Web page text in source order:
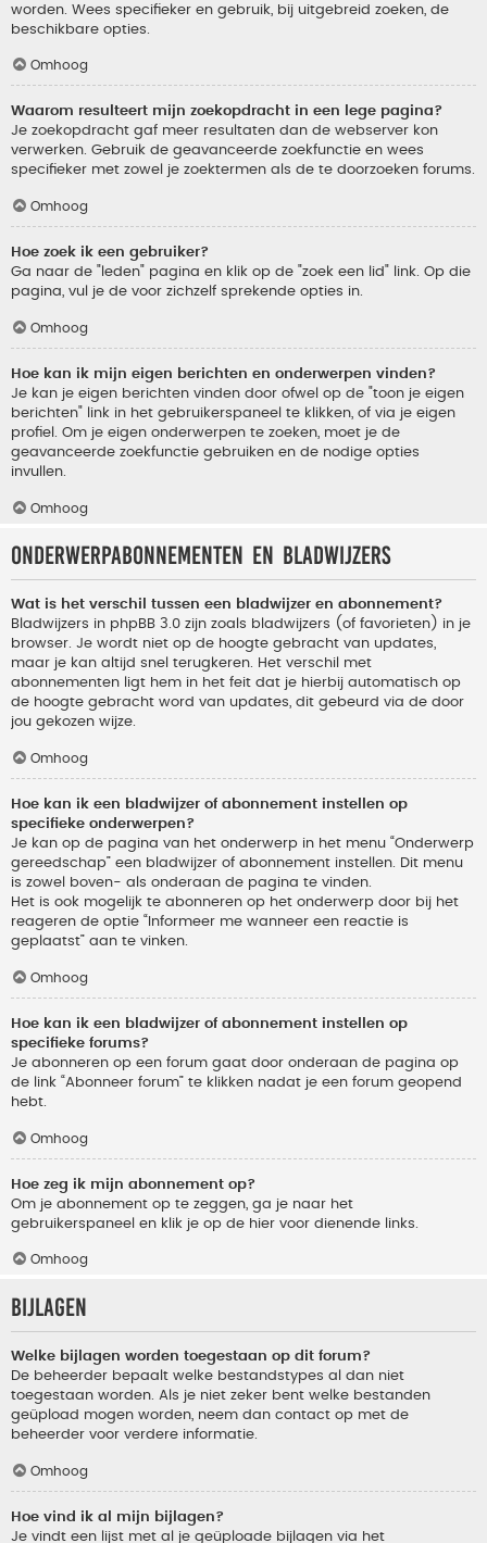
worden. Wees specifieker en gebruik, bij uitgebreid zoeken, de
beschikbare opties.
Omhoog
Waarom resulteert mijn zoekopdracht in een lege pagina?
Je zoekopdracht gaf meer resultaten dan de webserver kon
verwerken. Gebruik de geavanceerde zoekfunctie en wees
specifieker met zowel je zoektermen als de te doorzoeken forums.
Omhoog
Hoe zoek ik een gebruiker?
Ga naar de "leden" pagina en klik op de "zoek een lid" link. Op die
pagina, vul je de voor zichzelf sprekende opties in.
Omhoog
Hoe kan ik mijn eigen berichten en onderwerpen vinden?
Je kan je eigen berichten vinden door ofwel op de "toon je eigen
berichten" link in het gebruikerspaneel te klikken, of via je eigen
profiel. Om je eigen onderwerpen te zoeken, moet je de
geavanceerde zoekfunctie gebruiken en de nodige opties
invullen.
Omhoog
Onderwerpabonnementen en bladwijzers
Wat is het verschil tussen een bladwijzer en abonnement?
Bladwijzers in phpBB 3.0 zijn zoals bladwijzers (of favorieten) in je
browser. Je wordt niet op de hoogte gebracht van updates,
maar je kan altijd snel terugkeren. Het verschil met
abonnementen ligt hem in het feit dat je hierbij automatisch op
de hoogte gebracht word van updates, dit gebeurd via de door
jou gekozen wijze.
Omhoog
Hoe kan ik een bladwijzer of abonnement instellen op
specifieke onderwerpen?
Je kan op de pagina van het onderwerp in het menu “Onderwerp
gereedschap” een bladwijzer of abonnement instellen. Dit menu
is zowel boven- als onderaan de pagina te vinden.
Het is ook mogelijk te abonneren op het onderwerp door bij het
reageren de optie “Informeer me wanneer een reactie is
geplaatst” aan te vinken.
Omhoog
Hoe kan ik een bladwijzer of abonnement instellen op
specifieke forums?
Je abonneren op een forum gaat door onderaan de pagina op
de link “Abonneer forum” te klikken nadat je een forum geopend
hebt.
Omhoog
Hoe zeg ik mijn abonnement op?
Om je abonnement op te zeggen, ga je naar het
gebruikerspaneel en klik je op de hier voor dienende links.
Omhoog
Bijlagen
Welke bijlagen worden toegestaan op dit forum?
De beheerder bepaalt welke bestandstypes al dan niet
toegestaan worden. Als je niet zeker bent welke bestanden
geüpload mogen worden, neem dan contact op met de
beheerder voor verdere informatie.
Omhoog
Hoe vind ik al mijn bijlagen?
Je vindt een lijst met al je geüploade bijlagen via het